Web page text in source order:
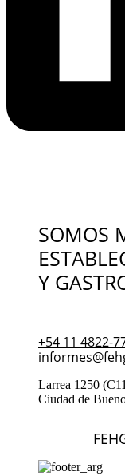
SOMOS
Y
+54 11 4822-
Larrea 1250
Ciudad de